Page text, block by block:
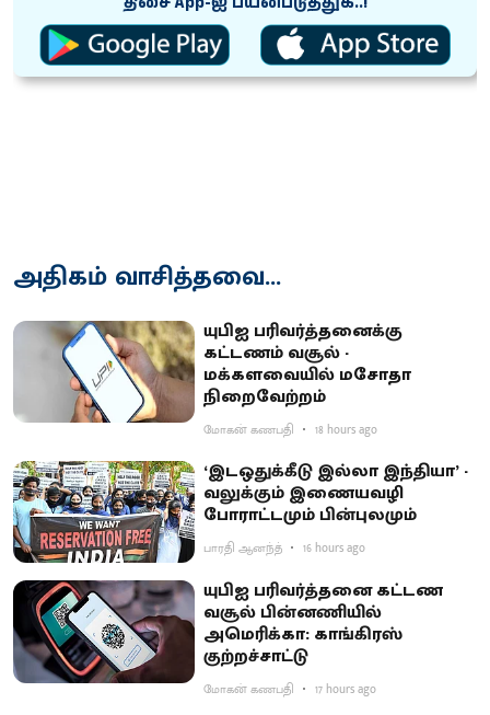
அதிகம் வாசித்தவை...
யுபிஐ பரிவர்த்தனைக்கு
கட்டணம் வசூல் -
மக்களவையில் மசோதா
நிறைவேற்றம்
மோகன் கணபதி 18 hours ago
‘இடஒதுக்கீடு இல்லா இந்தியா’ -
வலுக்கும் இணையவழி
போராட்டமும் பின்புலமும்
பாரதி ஆனந்த் 16 hours ago
யுபிஐ பரிவர்த்தனை கட்டண
வசூல் பின்னணியில்
அமெரிக்கா: காங்கிரஸ்
குற்றச்சாட்டு
மோகன் கணபதி 17 hours ago